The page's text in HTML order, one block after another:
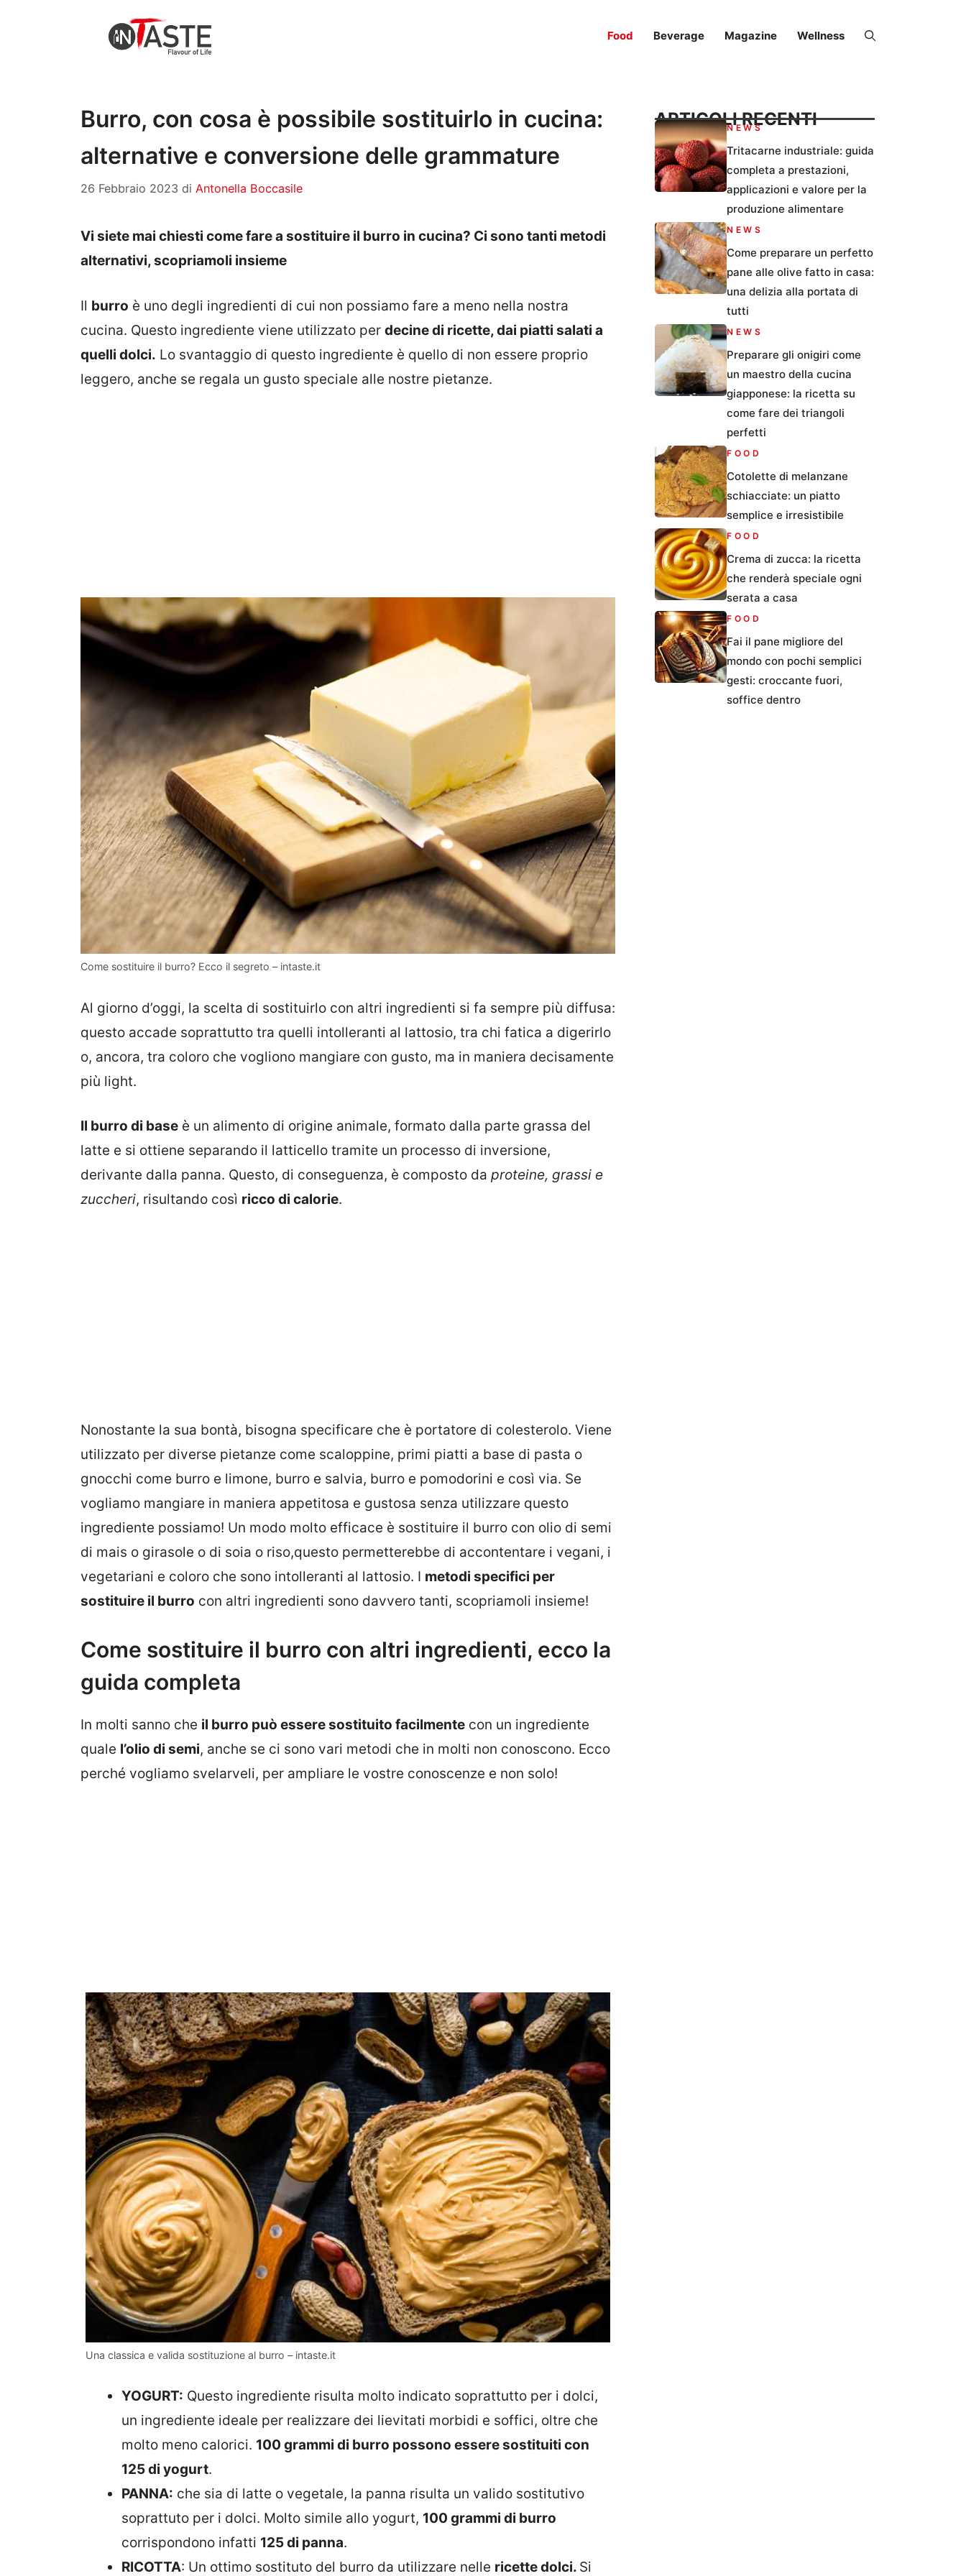
Food Beverage Magazine Wellness
Burro, con cosa è possibile sostituirlo in cucina:
alternative e conversione delle grammature
26 Febbraio 2023 di Antonella Boccasile
Vi siete mai chiesti come fare a sostituire il burro in cucina? Ci sono tanti metodi
alternativi, scopriamoli insieme
Il burro è uno degli ingredienti di cui non possiamo fare a meno nella nostra
cucina. Questo ingrediente viene utilizzato per decine di ricette, dai piatti salati a
quelli dolci. Lo svantaggio di questo ingrediente è quello di non essere proprio
leggero, anche se regala un gusto speciale alle nostre pietanze.
Come sostituire il burro? Ecco il segreto – intaste.it
Al giorno d’oggi, la scelta di sostituirlo con altri ingredienti si fa sempre più diffusa:
questo accade soprattutto tra quelli intolleranti al lattosio, tra chi fatica a digerirlo
o, ancora, tra coloro che vogliono mangiare con gusto, ma in maniera decisamente
più light.
Il burro di base è un alimento di origine animale, formato dalla parte grassa del
latte e si ottiene separando il latticello tramite un processo di inversione,
derivante dalla panna. Questo, di conseguenza, è composto da proteine, grassi e
zuccheri, risultando così ricco di calorie.
Nonostante la sua bontà, bisogna specificare che è portatore di colesterolo. Viene
utilizzato per diverse pietanze come scaloppine, primi piatti a base di pasta o
gnocchi come burro e limone, burro e salvia, burro e pomodorini e così via. Se
vogliamo mangiare in maniera appetitosa e gustosa senza utilizzare questo
ingrediente possiamo! Un modo molto efficace è sostituire il burro con olio di semi
di mais o girasole o di soia o riso,questo permetterebbe di accontentare i vegani, i
vegetariani e coloro che sono intolleranti al lattosio. I metodi specifici per
sostituire il burro con altri ingredienti sono davvero tanti, scopriamoli insieme!
Come sostituire il burro con altri ingredienti, ecco la
guida completa
In molti sanno che il burro può essere sostituito facilmente con un ingrediente
quale l’olio di semi, anche se ci sono vari metodi che in molti non conoscono. Ecco
perché vogliamo svelarveli, per ampliare le vostre conoscenze e non solo!
Una classica e valida sostituzione al burro – intaste.it
YOGURT: Questo ingrediente risulta molto indicato soprattutto per i dolci,
un ingrediente ideale per realizzare dei lievitati morbidi e soffici, oltre che
molto meno calorici. 100 grammi di burro possono essere sostituiti con
125 di yogurt.
PANNA: che sia di latte o vegetale, la panna risulta un valido sostitutivo
soprattuto per i dolci. Molto simile allo yogurt, 100 grammi di burro
corrispondono infatti 125 di panna.
RICOTTA: Un ottimo sostituto del burro da utilizzare nelle ricette dolci. Si
ARTICOLI RECENTI
NEWS
Tritacarne industriale: guida
completa a prestazioni,
applicazioni e valore per la
produzione alimentare
NEWS
Come preparare un perfetto
pane alle olive fatto in casa:
una delizia alla portata di
tutti
NEWS
Preparare gli onigiri come
un maestro della cucina
giapponese: la ricetta su
come fare dei triangoli
perfetti
FOOD
Cotolette di melanzane
schiacciate: un piatto
semplice e irresistibile
FOOD
Crema di zucca: la ricetta
che renderà speciale ogni
serata a casa
FOOD
Fai il pane migliore del
mondo con pochi semplici
gesti: croccante fuori,
soffice dentro